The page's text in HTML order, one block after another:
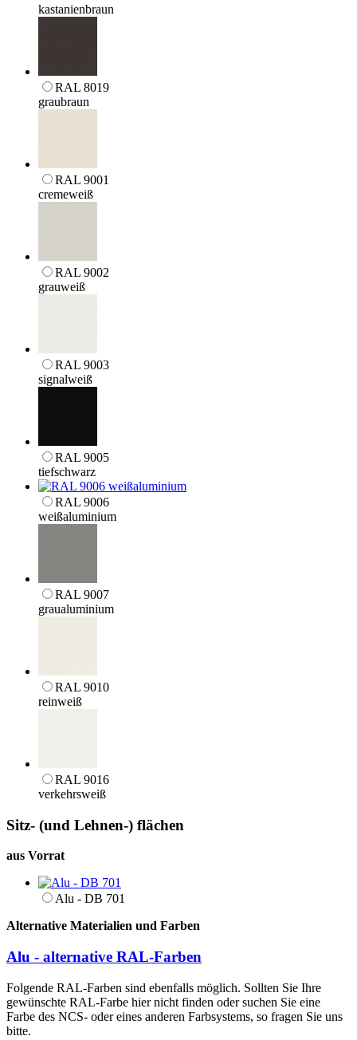
kastanienbraun
RAL 8019
graubraun
RAL 9001
cremeweiß
RAL 9002
grauweiß
RAL 9003
signalweiß
RAL 9005
tiefschwarz
RAL 9006
weißaluminium
RAL 9007
graualuminium
RAL 9010
reinweiß
RAL 9016
verkehrsweiß
Sitz- (und Lehnen-) flächen
aus Vorrat
Alu - DB 701
Alternative Materialien und Farben
Alu - alternative RAL-Farben
Folgende RAL-Farben sind ebenfalls möglich. Sollten Sie Ihre
gewünschte RAL-Farbe hier nicht finden oder suchen Sie eine
Farbe des NCS- oder eines anderen Farbsystems, so fragen Sie uns
bitte.